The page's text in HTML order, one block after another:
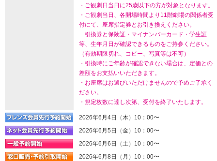
・ご観劇日当日に25歳以下の方が対象となります。
・ご観劇当日、各開場時間より11階劇場の関係者受
付にて、座席指定券とお引き換えください。
引換券と保険証・マイナンバーカード・学生証
等、生年月日が確認できるものをご持参ください。
（有効期限切れ、コピー、写真等は不可）
・引換時にご年齢が確認できない場合は、定価との
差額をお支払いいただきます。
・お座席はお選びいただけませんので予めご了承く
ださい。
・規定枚数に達し次第、受付を終了いたします。
2026年6月4日（木）10：00〜
2026年6月5日（金）10：00〜
2026年6月6日（土）10：00〜
2026年6月8日（月）10：00〜